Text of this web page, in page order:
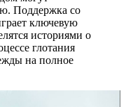
Поддержка со
ключевую
историями о
глотания
на полное